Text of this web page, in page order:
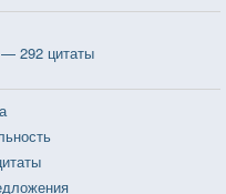
292 цитаты